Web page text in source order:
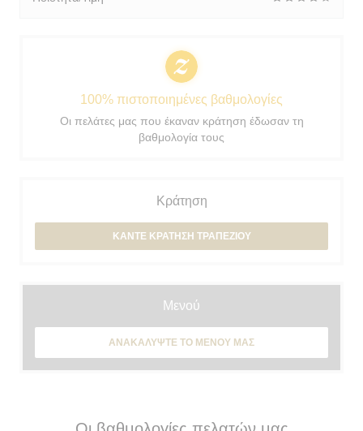
100% πιστοποιημένες βαθμολογίες
Οι πελάτες μας που έκαναν κράτηση έδωσαν τη
βαθμολογία τους
Κράτηση
ΚΆΝΤΕ ΚΡΆΤΗΣΗ ΤΡΑΠΕΖΙΟΎ
Μενού
ΑΝΑΚΑΛΎΨΤΕ ΤΟ ΜΕΝΟΎ ΜΑΣ